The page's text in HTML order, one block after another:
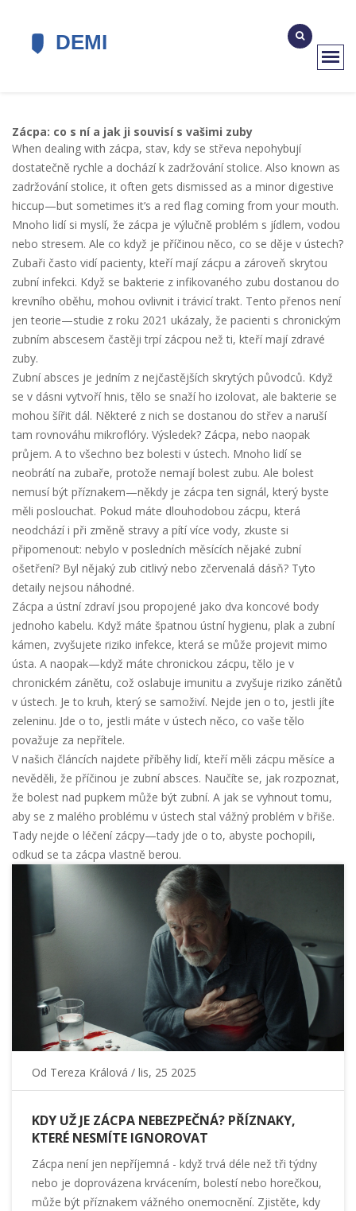
Zácpa: co s ní a jak ji souvisí s vašimi zuby
When dealing with zácpa, stav, kdy se střeva nepohybují
dostatečně rychle a dochází k zadržování stolice. Also known as
zadržování stolice, it often gets dismissed as a minor digestive
hiccup—but sometimes it’s a red flag coming from your mouth.
Mnoho lidí si myslí, že zácpa je výlučně problém s jídlem, vodou
nebo stresem. Ale co když je příčinou něco, co se děje v ústech?
Zubaři často vidí pacienty, kteří mají zácpu a zároveň skrytou
zubní infekci. Když se bakterie z infikovaného zubu dostanou do
krevního oběhu, mohou ovlivnit i trávicí trakt. Tento přenos není
jen teorie—studie z roku 2021 ukázaly, že pacienti s chronickým
zubním abscesem častěji trpí zácpou než ti, kteří mají zdravé
zuby.
Zubní absces je jedním z nejčastějších skrytých původců. Když
se v dásni vytvoří hnis, tělo se snaží ho izolovat, ale bakterie se
mohou šířit dál. Některé z nich se dostanou do střev a naruší
tam rovnováhu mikroflóry. Výsledek? Zácpa, nebo naopak
průjem. A to všechno bez bolesti v ústech. Mnoho lidí se
neobrátí na zubaře, protože nemají bolest zubu. Ale bolest
nemusí být příznakem—někdy je zácpa ten signál, který byste
měli poslouchat. Pokud máte dlouhodobou zácpu, která
neodchází i při změně stravy a pítí více vody, zkuste si
připomenout: nebylo v posledních měsících nějaké zubní
ošetření? Byl nějaký zub citlivý nebo zčervenalá dásň? Tyto
detaily nejsou náhodné.
Zácpa a ústní zdraví jsou propojené jako dva koncové body
jednoho kabelu. Když máte špatnou ústní hygienu, plak a zubní
kámen, zvyšujete riziko infekce, která se může projevit mimo
ústa. A naopak—když máte chronickou zácpu, tělo je v
chronickém zánětu, což oslabuje imunitu a zvyšuje riziko zánětů
v ústech. Je to kruh, který se samoživí. Nejde jen o to, jestli jíte
zeleninu. Jde o to, jestli máte v ústech něco, co vaše tělo
považuje za nepřítele.
V našich článcích najdete příběhy lidí, kteří měli zácpu měsíce a
nevěděli, že příčinou je zubní absces. Naučíte se, jak rozpoznat,
že bolest nad pupkem může být zubní. A jak se vyhnout tomu,
aby se z malého problému v ústech stal vážný problém v břiše.
Tady nejde o léčení zácpy—tady jde o to, abyste pochopili,
odkud se ta zácpa vlastně berou.
Od Tereza Králová / lis, 25 2025
KDY UŽ JE ZÁCPA NEBEZPEČNÁ? PŘÍZNAKY,
KTERÉ NESMÍTE IGNOROVAT
Zácpa není jen nepříjemná - když trvá déle než tři týdny
nebo je doprovázena krvácením, bolestí nebo horečkou,
může být příznakem vážného onemocnění. Zjistěte, kdy